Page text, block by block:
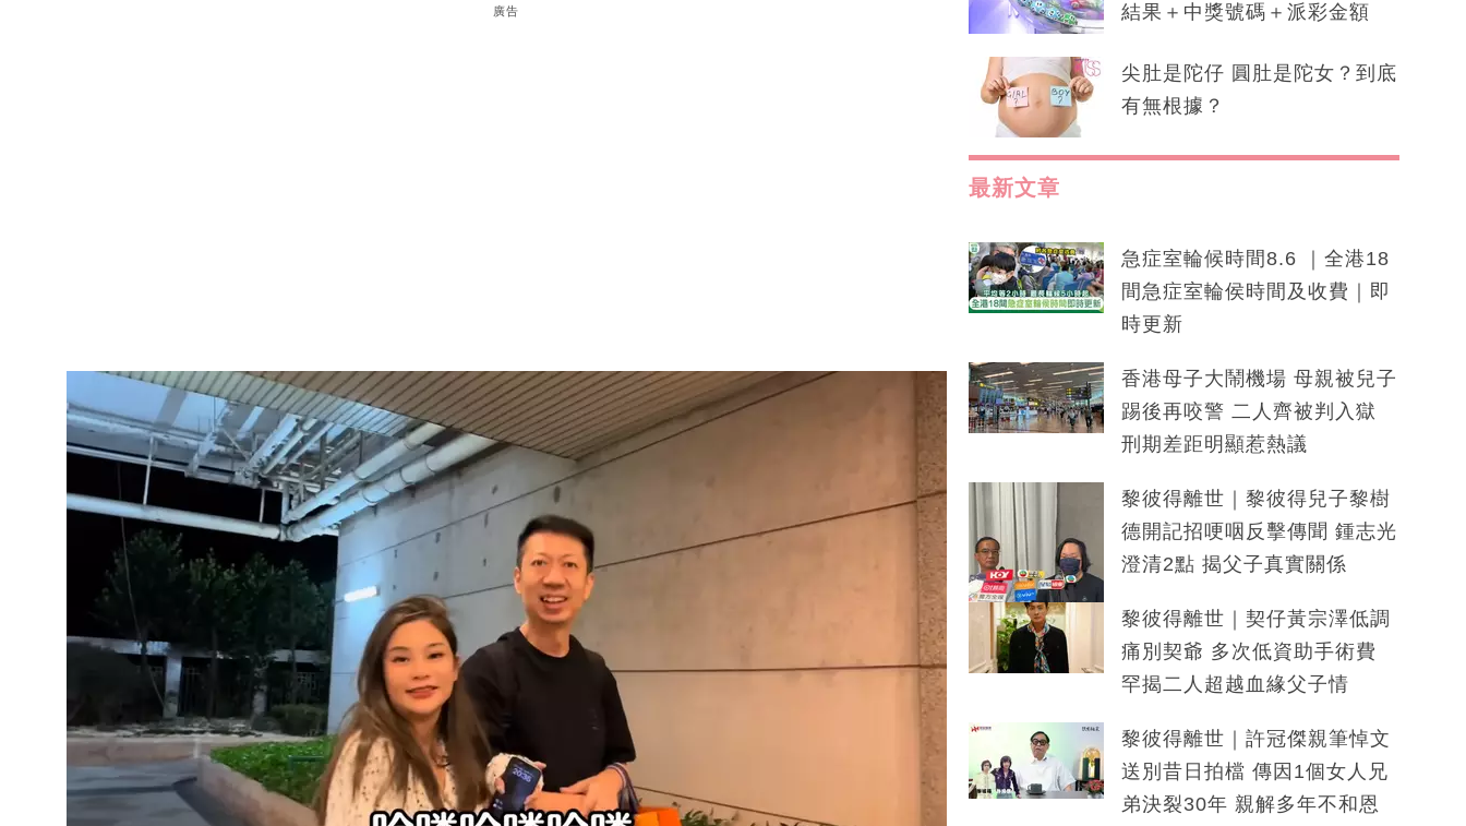
廣告
結果＋中獎號碼＋派彩金額
尖肚是陀仔 圓肚是陀女？到底
有無根據？
最新文章
急症室輪候時間8.6 ｜全港18
間急症室輪侯時間及收費｜即
時更新
香港母子大鬧機場 母親被兒子
踢後再咬警 二人齊被判入獄
刑期差距明顯惹熱議
黎彼得離世｜黎彼得兒子黎樹
德開記招哽咽反擊傳聞 鍾志光
澄清2點 揭父子真實關係
黎彼得離世｜契仔黃宗澤低調
痛別契爺 多次低資助手術費
罕揭二人超越血緣父子情
黎彼得離世｜許冠傑親筆悼文
送別昔日拍檔 傳因1個女人兄
弟決裂30年 親解多年不和恩